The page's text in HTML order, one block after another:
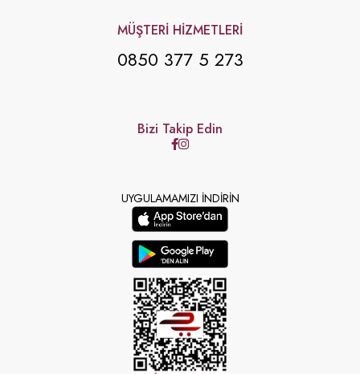
MÜŞTERİ HİZMETLERİ
0850 377 5 273
Bizi Takip Edin
UYGULAMAMIZI İNDİRİN